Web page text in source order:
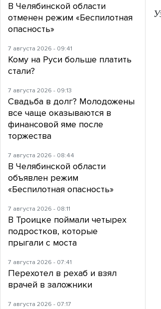
В Челябинской области
отменен режим «Беспилотная
опасность»
7 августа 2026 - 09:41
Кому на Руси больше платить
стали?
7 августа 2026 - 09:13
Свадьба в долг? Молодожены
все чаще оказываются в
финансовой яме после
торжества
7 августа 2026 - 08:44
В Челябинской области
объявлен режим
«Беспилотная опасность»
7 августа 2026 - 08:11
В Троицке поймали четырех
подростков, которые
прыгали с моста
7 августа 2026 - 07:41
Перехотел в рехаб и взял
врачей в заложники
7 августа 2026 - 07:17